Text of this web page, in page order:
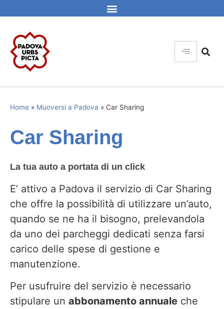
Home » Muoversi a Padova » Car Sharing
Car Sharing
La tua auto a portata di un click
E’ attivo a Padova il servizio di Car Sharing
che offre la possibilità di utilizzare un’auto,
quando se ne ha il bisogno, prelevandola
da uno dei parcheggi dedicati senza farsi
carico delle spese di gestione e
manutenzione.
Per usufruire del servizio è necessario
stipulare un abbonamento annuale che